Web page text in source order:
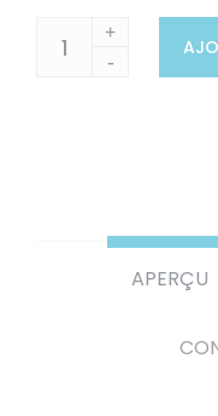
+
-
APERÇU